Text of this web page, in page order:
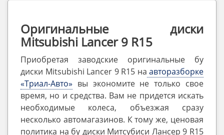
Оригинальные диски
Mitsubishi Lancer 9 R15
Приобретая заводские оригинальные бу
диски Mitsubishi Lancer 9 R15 на авторазборке
«Триал-Авто» вы экономите не только свое
время, но и средства. Вам не придется искать
необходимые колеса, объезжая сразу
несколько автомагазинов. К тому же, ценовая
политика на бу диски Митсубиси Лансер 9 R15